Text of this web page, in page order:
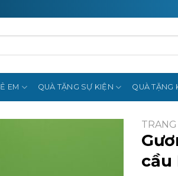
EM QUÀ TẶNG SỰ KIỆN QUÀ TẶNG
cầu